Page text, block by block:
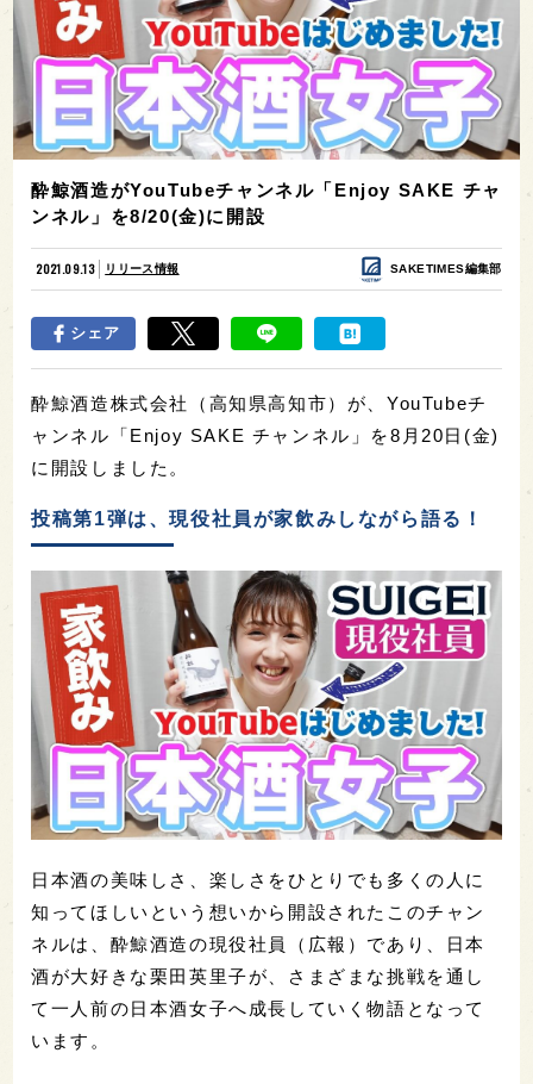
酔鯨酒造がYouTubeチャンネル「Enjoy SAKE チャ
ンネル」を8/20(金)に開設
2021.09.13 リリース情報 SAKETIMES編集部
シェア
酔鯨酒造株式会社（高知県高知市）が、YouTubeチ
ャンネル「Enjoy SAKE チャンネル」を8月20日(金)
に開設しました。
投稿第1弾は、現役社員が家飲みしながら語る！
日本酒の美味しさ、楽しさをひとりでも多くの人に
知ってほしいという想いから開設されたこのチャン
ネルは、酔鯨酒造の現役社員（広報）であり、日本
酒が大好きな栗田英里子が、さまざまな挑戦を通し
て一人前の日本酒女子へ成長していく物語となって
います。